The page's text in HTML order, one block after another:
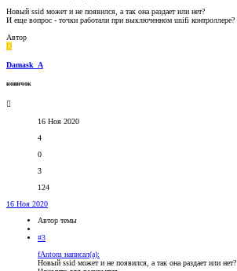
Новый ssid может и не появился, а так она раздает или нет?
И еще вопрос - точки работали при выключенном unifi контроллере?
Автор
D
Damask_A
новичок
16 Ноя 2020
4
0
3
124
16 Ноя 2020
Автор темы
#3
fAntom написал(а):
Новый ssid может и не появился, а так она раздает или нет?